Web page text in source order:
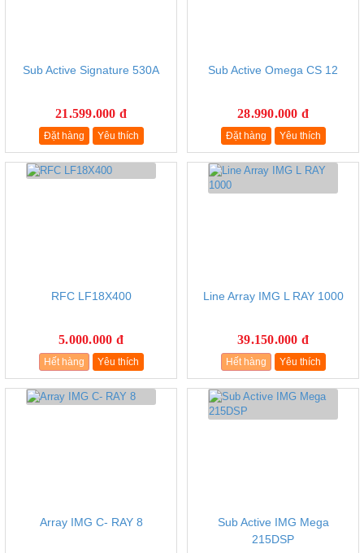
Sub Active Signature 530A
21.599.000 đ
Đặt hàng Yêu thích
Sub Active Omega CS 12
28.990.000 đ
Đặt hàng Yêu thích
RFC LF18X400
5.000.000 đ
Hết hàng Yêu thích
Line Array IMG L RAY 1000
39.150.000 đ
Hết hàng Yêu thích
Array IMG C- RAY 8
Sub Active IMG Mega
215DSP